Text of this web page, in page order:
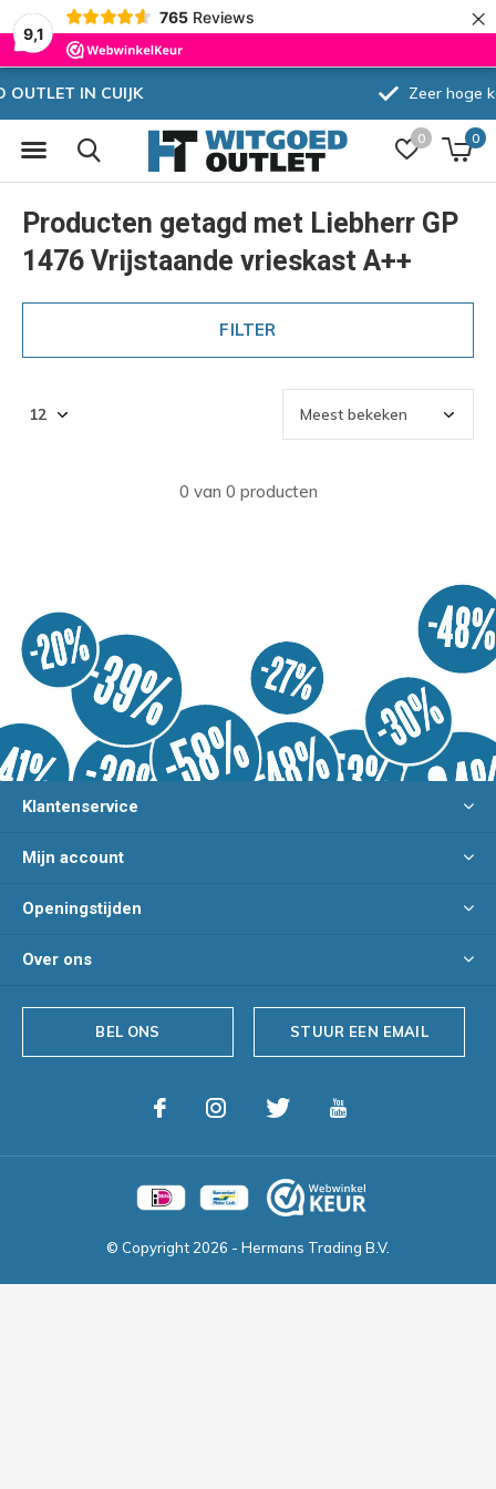
9,1
765 Reviews ×
0 0
Producten getagd met Liebherr GP
1476 Vrijstaande vrieskast A++
FILTER
0 van 0 producten
Klantenservice
Mijn account
Openingstijden
Over ons
BEL ONS STUUR EEN EMAIL
© Copyright 2026 - Hermans Trading B.V.